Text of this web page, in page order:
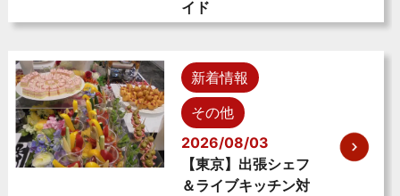
イド
新着情報
その他
2026/08/03
【東京】出張シェフ
＆ライブキッチン対